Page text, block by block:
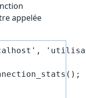
appelée